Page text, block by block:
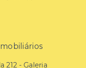
212 - Galeria